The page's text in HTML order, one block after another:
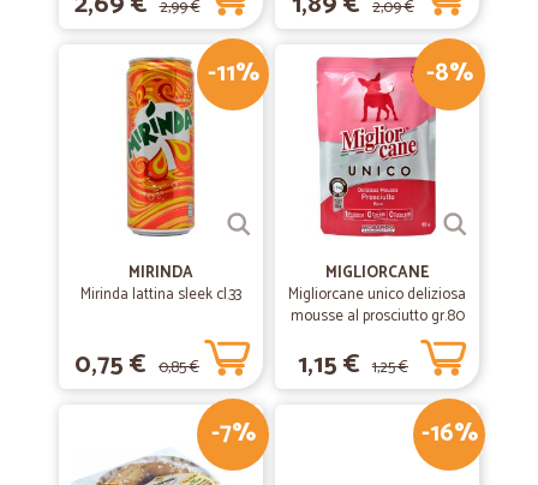
2,99 € 2,09 €
-11%
MIRINDA
Mirinda lattina sleek cl.33
0,75 € 0,85 €
-8%
MIGLIORCANE
Migliorcane unico deliziosa
mousse al prosciutto gr.80
1,15 € 1,25 €
-7% -16%